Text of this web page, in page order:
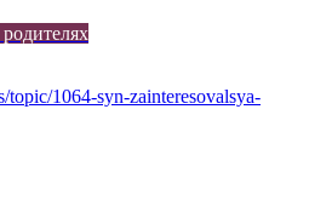
1064-syn-zainteresovalsya-